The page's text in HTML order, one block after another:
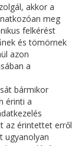
akkor a
meg
felkérést
és tömörnek
azon
a
bármikor
érinti a
az érintettet erről
ugyanolyan